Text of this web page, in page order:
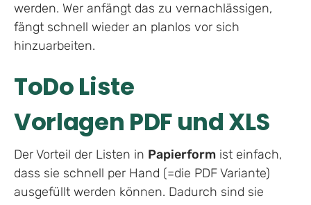
werden. Wer anfängt das zu vernachlässigen,
fängt schnell wieder an planlos vor sich
hinzuarbeiten.
ToDo Liste
Vorlagen PDF und XLS
Der Vorteil der Listen in Papierform ist einfach,
dass sie schnell per Hand (=die PDF Variante)
ausgefüllt werden können. Dadurch sind sie